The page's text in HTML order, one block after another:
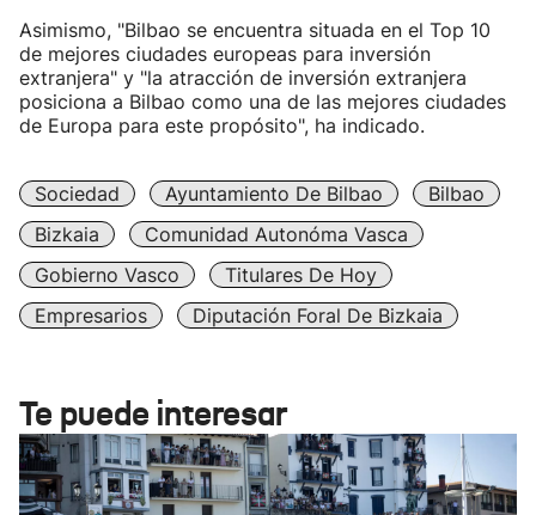
Asimismo, "Bilbao se encuentra situada en el Top 10
de mejores ciudades europeas para inversión
extranjera" y "la atracción de inversión extranjera
posiciona a Bilbao como una de las mejores ciudades
de Europa para este propósito", ha indicado.
Sociedad Ayuntamiento De Bilbao
Bilbao
Bizkaia
Comunidad Autonóma Vasca
Gobierno Vasco
Titulares De Hoy
Empresarios
Diputación Foral De Bizkaia
Te puede interesar